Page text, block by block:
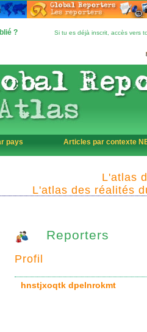
? Si tu es déjà inscrit, accès vers
pays Articles par contexte
L'atlas
L'atlas des réalités
Reporters
Profil
hnstjxoqtk dpelnrokmt